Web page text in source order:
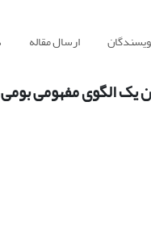
ارسال مقاله
یک الگوی مفهومی بومی